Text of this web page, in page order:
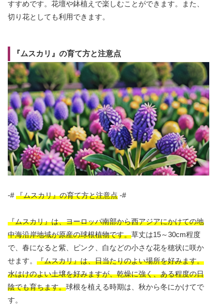
すすめです。花壇や鉢植えで楽しむことができます。また、
切り花としても利用できます。
『ムスカリ』の育て方と注意点
-#『ムスカリ』の育て方と注意点 -#
『ムスカリ』は、ヨーロッパ南部から西アジアにかけての地
中海沿岸地域が原産の球根植物です。草丈は15～30cm程度
で、春になると紫、ピンク、白などの小さな花を穂状に咲か
せます。 『ムスカリ』は、日当たりのよい場所を好みます。
水はけのよい土壌を好みますが、乾燥に強く、ある程度の日
陰でも育ちます。球根を植える時期は、秋から冬にかけてで
す。